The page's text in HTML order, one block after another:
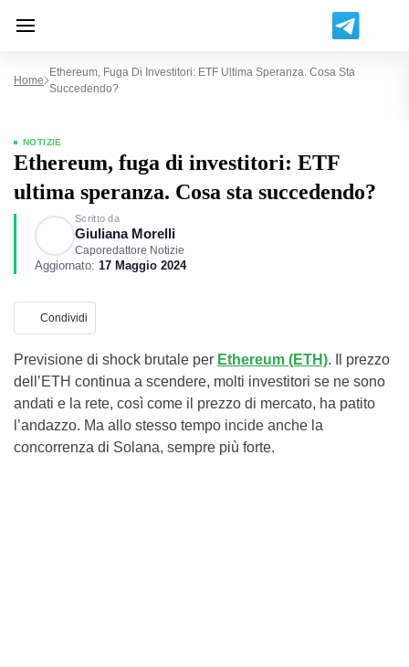
Home
Ethereum, Fuga Di Investitori: ETF Ultima Speranza. Cosa Sta
Succedendo?
NOTIZIE
Ethereum, fuga di investitori: ETF
ultima speranza. Cosa sta succedendo?
Scritto da
Giuliana Morelli
Caporedattore Notizie
Aggiornato: 17 Maggio 2024
Condividi
Previsione di shock brutale per Ethereum (ETH). Il prezzo
dell’ETH continua a scendere, molti investitori se ne sono
andati e la rete, così come il prezzo di mercato, ha patito
l’andazzo. Ma allo stesso tempo incide anche la
concorrenza di Solana, sempre più forte.